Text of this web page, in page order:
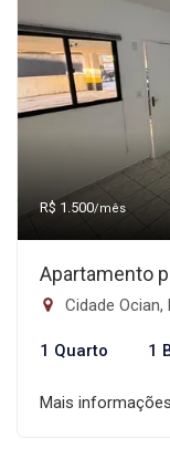
R$ 1.500/mês
Apartamento
Cidade Ocian,
1 Quarto 1
Mais informações